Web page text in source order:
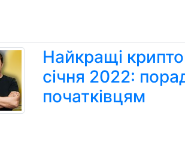
Найкращі
січня 2022:
початківцям